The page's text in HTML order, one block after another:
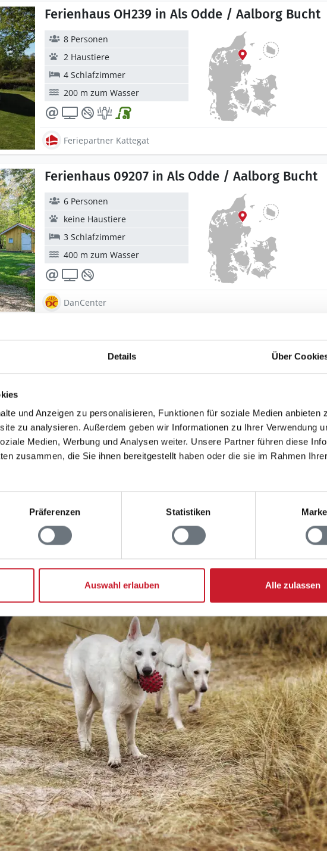
Details Über
und Anzeigen zu personalisieren, Funktionen für soziale Medien anbieten
zu analysieren. Außerdem geben wir Informationen zu Ihrer Verwendung
Medien, Werbung und Analysen weiter. Unsere Partner führen diese
zusammen, die Sie ihnen bereitgestellt haben oder die sie im Rahmen
Präferenzen Statistiken
Auswahl erlauben Alle zulassen
Ferienhaus OH239 in Als Odde / Aalborg Bucht
8 Personen
2 Haustiere
4 Schlafzimmer
200 m zum Wasser
Feriepartner Kattegat
Ferienhaus 09207 in Als Odde / Aalborg Bucht
6 Personen
keine Haustiere
3 Schlafzimmer
400 m zum Wasser
DanCenter
1 2 3 4 5